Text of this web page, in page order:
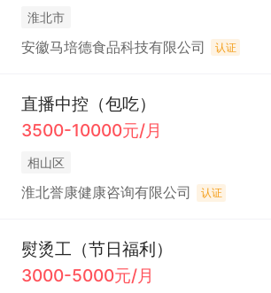
淮北市
安徽马培德食品科技有限公司 认证
直播中控（包吃）
3500-10000元/月
相山区
淮北誉康健康咨询有限公司 认证
熨烫工（节日福利）
3000-5000元/月